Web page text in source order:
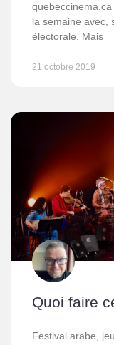
la semaine avec,
électorale. Mais
21 octobre 2019
Quoi faire
Festival arabe,